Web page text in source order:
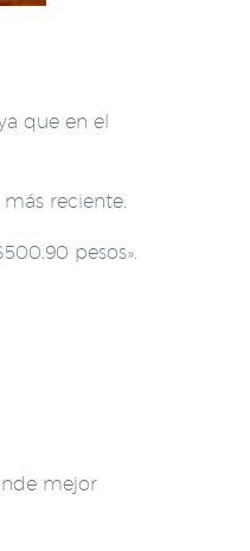
que en el
reciente.
pesos».
mejor